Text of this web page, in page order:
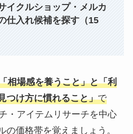
イクルショップ・メルカ
仕入れ候補を探す（15
相場感を養うこと」と「利
つけ方に慣れること」で
・アイテムリサーチを中心
の価格帯を覚えましょう。